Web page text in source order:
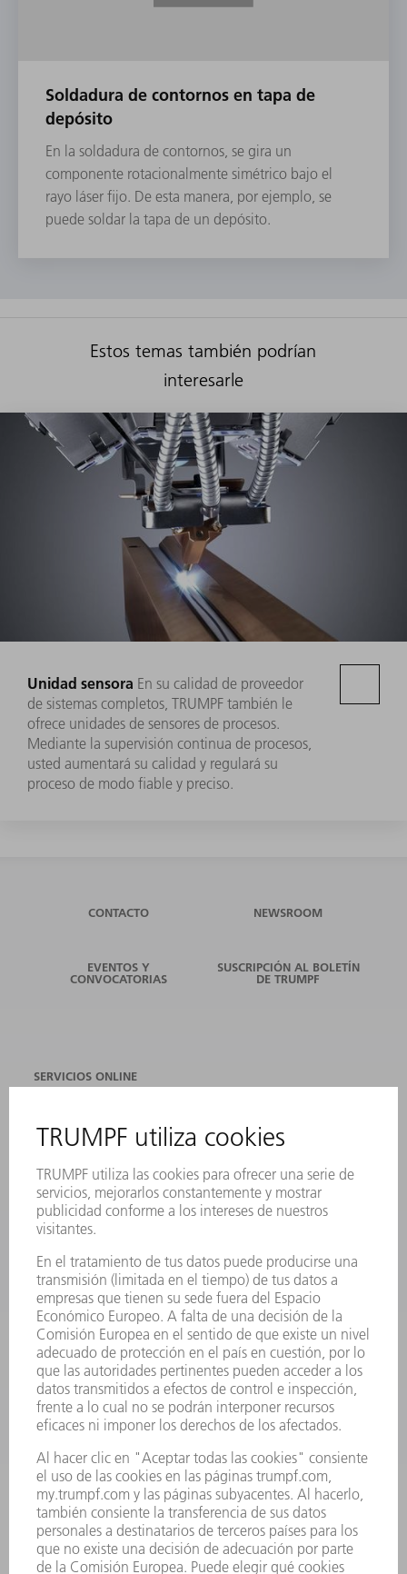
Soldadura de contornos en tapa de
depósito
En la soldadura de contornos, se gira un
componente rotacionalmente simétrico bajo el
rayo láser fijo. De esta manera, por ejemplo, se
puede soldar la tapa de un depósito.
Estos temas también podrían
interesarle
Unidad sensora En su calidad de proveedor
de sistemas completos, TRUMPF también le
ofrece unidades de sensores de procesos.
Mediante la supervisión continua de procesos,
usted aumentará su calidad y regulará su
proceso de modo fiable y preciso.
CONTACTO NEWSROOM
EVENTOS Y
CONVOCATORIAS
SUSCRIPCIÓN AL BOLETÍN
DE TRUMPF
SERVICIOS ONLINE
EVENTOS Y CONVOCATORIAS
REGISTRO PARA EL BOLETÍN INFORMATIVO
FICHAS TÉCNICAS DE SEGURIDAD
PRODUCTOS
MÁQUINAS Y SISTEMAS
LÁSER
HERRAMIENTAS PORTÁTILES
FÁBRICA INTELIGENTE
SOFTWARE
SERVICIOS
APLICACIONES
SECTORES
EMPRESA
CARRERA PROFESIONAL
OFERTAS DE TRABAJO
PERFIL DE LA EMPRESA
INFORME ANUAL
PRINCIPIOS CORPORATIVOS
CUMPLIMIENTO
SISTEMA DE INFORMADORES
SEGURIDAD
COMUNICADOS DE PRENSA
REVISTAS